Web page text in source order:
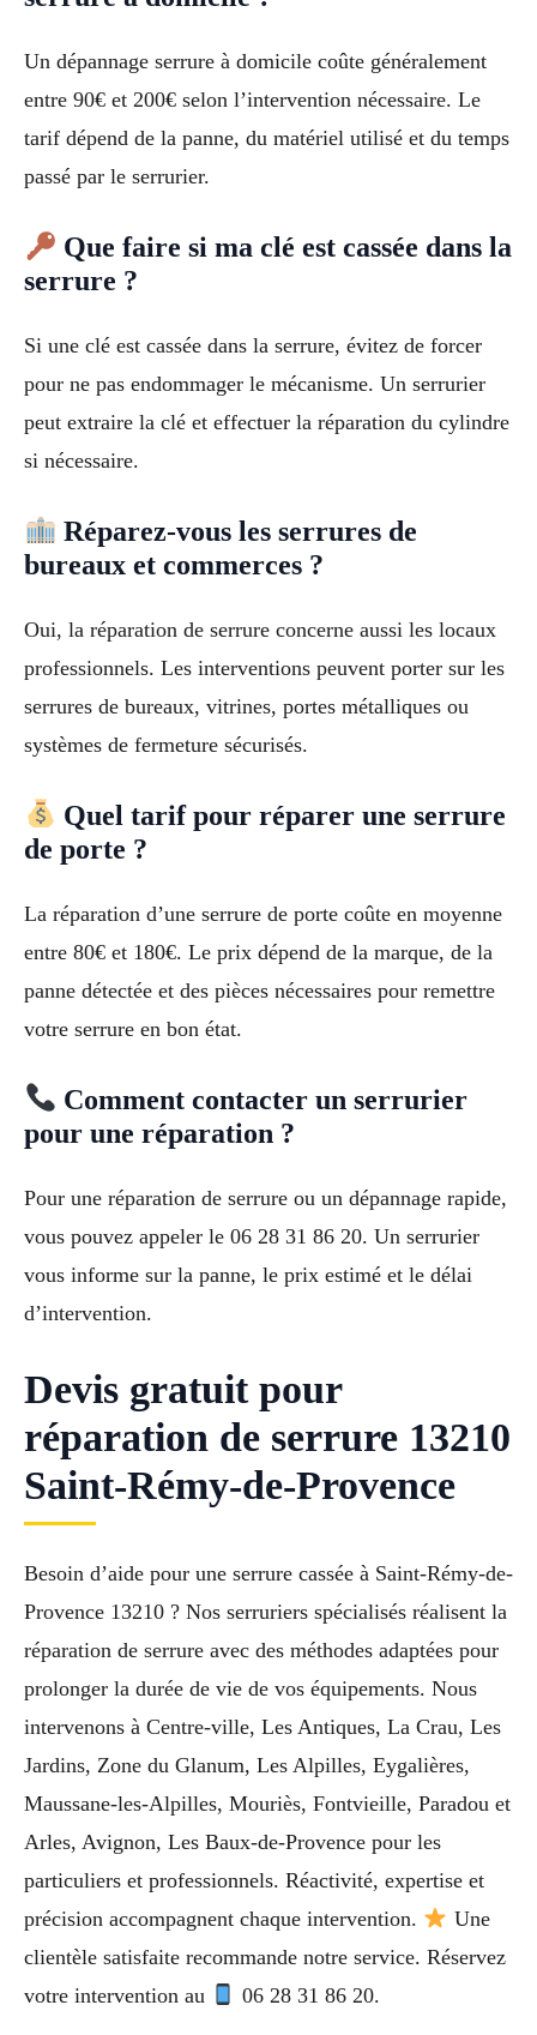
Un dépannage serrure à domicile coûte généralement
entre 90€ et 200€ selon l’intervention nécessaire. Le
tarif dépend de la panne, du matériel utilisé et du temps
passé par le serrurier.
Que faire si ma clé est cassée dans la
serrure ?
Si une clé est cassée dans la serrure, évitez de forcer
pour ne pas endommager le mécanisme. Un serrurier
peut extraire la clé et effectuer la réparation du cylindre
si nécessaire.
Réparez-vous les serrures de
bureaux et commerces ?
Oui, la réparation de serrure concerne aussi les locaux
professionnels. Les interventions peuvent porter sur les
serrures de bureaux, vitrines, portes métalliques ou
systèmes de fermeture sécurisés.
Quel tarif pour réparer une serrure
de porte ?
La réparation d’une serrure de porte coûte en moyenne
entre 80€ et 180€. Le prix dépend de la marque, de la
panne détectée et des pièces nécessaires pour remettre
votre serrure en bon état.
Comment contacter un serrurier
pour une réparation ?
Pour une réparation de serrure ou un dépannage rapide,
vous pouvez appeler le 06 28 31 86 20. Un serrurier
vous informe sur la panne, le prix estimé et le délai
d’intervention.
Devis gratuit pour
réparation de serrure 13210
Saint-Rémy-de-Provence
Besoin d’aide pour une serrure cassée à Saint-Rémy-de-
Provence 13210 ? Nos serruriers spécialisés réalisent la
réparation de serrure avec des méthodes adaptées pour
prolonger la durée de vie de vos équipements. Nous
intervenons à Centre-ville, Les Antiques, La Crau, Les
Jardins, Zone du Glanum, Les Alpilles, Eygalières,
Maussane-les-Alpilles, Mouriès, Fontvieille, Paradou et
Arles, Avignon, Les Baux-de-Provence pour les
particuliers et professionnels. Réactivité, expertise et
précision accompagnent chaque intervention.
Une
clientèle satisfaite recommande notre service. Réservez
votre intervention au
06 28 31 86 20.